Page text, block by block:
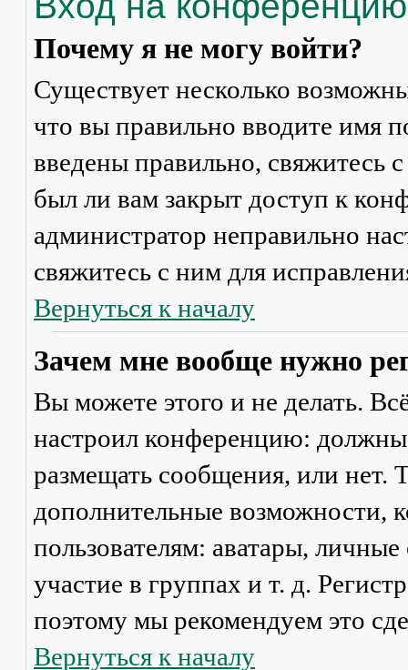
Почему я не могу войти?
Существует несколько
что вы правильно вводите имя
введены правильно, свяжитесь
был ли вам закрыт доступ к
администратор неправильно
свяжитесь с ним для
Вернуться к началу
Зачем мне вообще нужно
Вы можете этого и не делать.
настроил конференцию: должны
размещать сообщения, или нет.
дополнительные возможности,
пользователям: аватары,
участие в группах и т. д.
поэтому мы рекомендуем это
Вернуться к началу